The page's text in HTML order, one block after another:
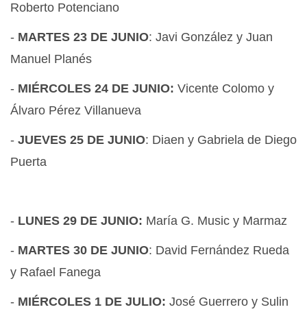
Roberto Potenciano
- MARTES 23 DE JUNIO: Javi González y Juan
Manuel Planés
- MIÉRCOLES 24 DE JUNIO: Vicente Colomo y
Álvaro Pérez Villanueva
- JUEVES 25 DE JUNIO: Diaen y Gabriela de Diego
Puerta
- LUNES 29 DE JUNIO: María G. Music y Marmaz
- MARTES 30 DE JUNIO: David Fernández Rueda
y Rafael Fanega
- MIÉRCOLES 1 DE JULIO: José Guerrero y Sulin